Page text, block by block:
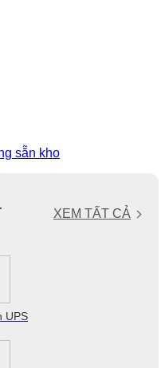
sẵn kho
XEM TẤT CẢ
UPS